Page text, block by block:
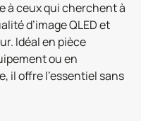
à ceux qui cherchent à
d’image QLED et
Idéal en pièce
ou en
il offre l’essentiel sans